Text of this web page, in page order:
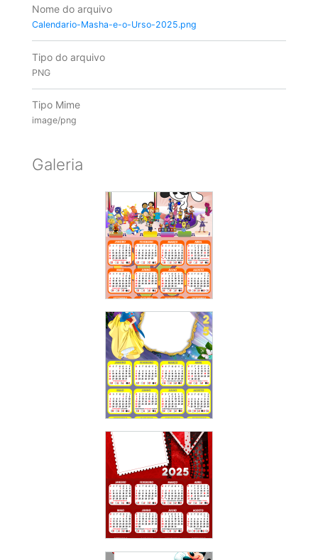
Nome do arquivo
Calendario-Masha-e-o-Urso-2025.png
Tipo do arquivo
PNG
Tipo Mime
image/png
Galeria